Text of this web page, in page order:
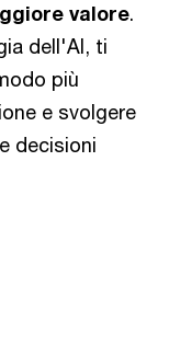
valore.
dell'AI, ti
più
e svolgere
decisioni